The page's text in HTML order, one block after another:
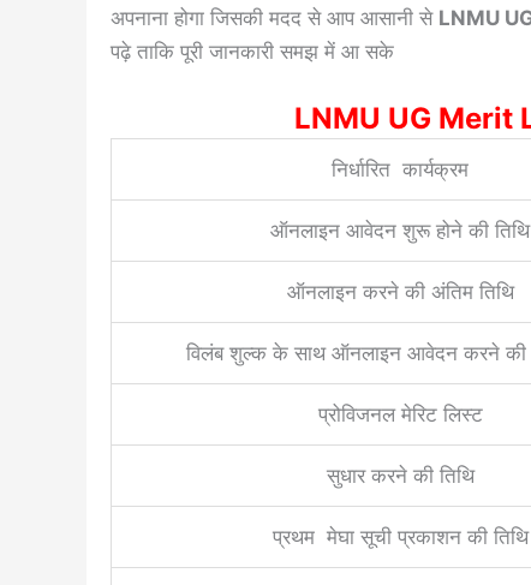
अपनाना होगा जिसकी मदद से आप आसानी से LNMU
पढ़े ताकि पूरी जानकारी समझ में आ सके
LNMU UG
निर्धारित कार्यक्रम
ऑनलाइन आवेदन शुरू होने की तिथि
ऑनलाइन करने की अंतिम तिथि
विलंब शुल्क के साथ ऑनलाइन आवेदन करने की
प्रोविजनल मेरिट लिस्ट
सुधार करने की तिथि
प्रथम मेघा सूची प्रकाशन की तिथि